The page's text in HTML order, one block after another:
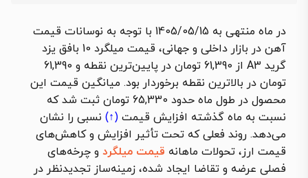
در ماه منتهی به 1405/05/15 با توجه به نوسانات قیمت
آهن در بازار داخلی و جهانی، قیمت میلگرد 10 بافق یزد
گرید A3 از 61,390 تومان در پایین‌ترین نقطه و 61,390
تومان در بالاترین نقطه برخوردار بود. میانگین قیمت این
محصول در طول ماه حدود 65,330 تومان ثبت شد که
نسبت به ماه گذشته افزایش قیمت (↑) نسبی را نشان
می‌دهد. روند فعلی که تحت تأثیر افزایش و کاهش‌های
قیمت ارز، تحولات ماهانه قیمت میلگرد و چرخه‌های
فصلی عرضه و تقاضا ایجاد شده، زمینه‌ساز تجدیدنظر در